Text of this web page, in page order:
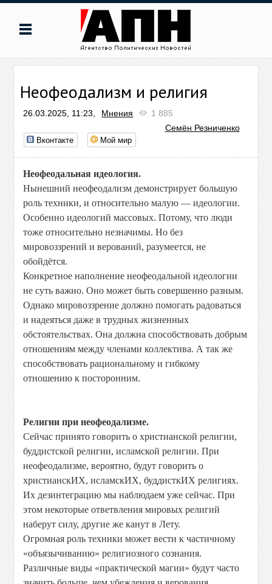
Неофеодализм и религия
26.03.2025, 11:23, Мнения
1 885
Семён Резниченко
Вконтакте Мой мир
Неофеодальная идеология.
Нынешний неофеодализм демонстрирует большую
роль техники, и относительно малую — идеологии.
Особенно идеологий массовых. Потому, что люди
тоже относительно незначимы. Но без
мировоззрений и верований, разумеется, не
обойдётся.
Конкретное наполнение неофеодальной идеологии
не суть важно. Оно может быть совершенно разным.
Однако мировоззрение должно помогать радоваться
и надеяться даже в трудных жизненных
обстоятельствах. Она должна способствовать добрым
отношениям между членами коллектива. А так же
способствовать рациональному и гибкому
отношению к посторонним.
Религии при неофеодализме.
Сейчас принято говорить о христианской религии,
буддистской религии, исламской религии. При
неофеодализме, вероятно, будут говорить о
христианскИХ, исламскИХ, буддисткИХ религиях.
Их дезинтеграцию мы наблюдаем уже сейчас. При
этом некоторые ответвления мировых религий
наберут силу, другие же канут в Лету.
Огромная роль техники может вести к частичному
«объязычиванию» религиозного сознания.
Различные виды «практической магии» будут часто